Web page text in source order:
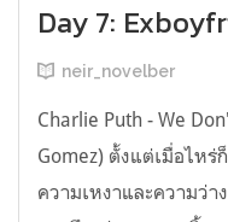
Day 7:
neir_novelber
Charlie Puth - We
Gomez) ตั้งแต่เมื่อไห
ความเหงาและความว่า